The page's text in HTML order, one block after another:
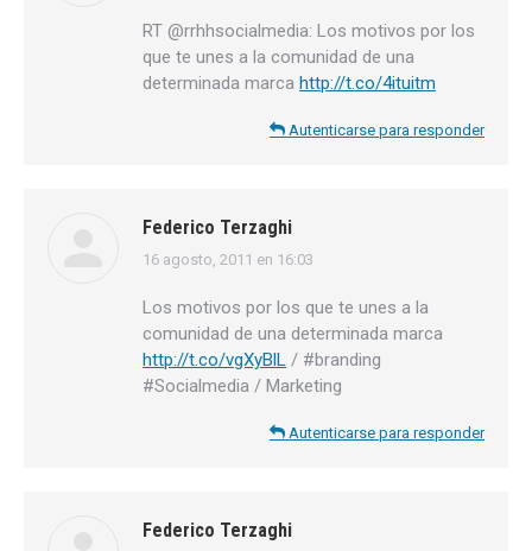
RT @rrhhsocialmedia: Los motivos por los
que te unes a la comunidad de una
determinada marca http://t.co/4ituitm
Autenticarse para responder
Federico Terzaghi
dice:
16 agosto, 2011 en 16:03
Los motivos por los que te unes a la
comunidad de una determinada marca
http://t.co/vgXyBlL / #branding
#Socialmedia / Marketing
Autenticarse para responder
Federico Terzaghi